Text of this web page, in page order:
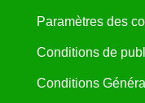
Paramètres des
Conditions de
Conditions